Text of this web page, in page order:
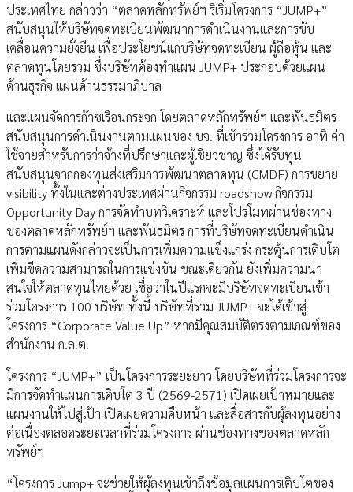
ประเทศไทย กล่าวว่า “ตลาดหลักทรัพย์ฯ ริเริ่มโครงการ “JUMP+”
สนับสนุนให้บริษัทจดทะเบียนพัฒนาการดำเนินงานและการขับ
เคลื่อนความยั่งยืน เพื่อประโยชน์แก่บริษัทจดทะเบียน ผู้ถือหุ้น และ
ตลาดทุนโดยรวม ซึ่งบริษัทต้องทำแผน JUMP+ ประกอบด้วยแผน
ด้านธุรกิจ แผนด้านธรรมาภิบาล
และแผนจัดการก๊าซเรือนกระจก โดยตลาดหลักทรัพย์ฯ และพันธมิตร
สนับสนุนการดำเนินงานตามแผนของ บจ. ที่เข้าร่วมโครงการ อาทิ ค่า
ใช้จ่ายสำหรับการว่าจ้างที่ปรึกษาและผู้เชี่ยวชาญ ซึ่งได้รับทุน
สนับสนุนจากกองทุนส่งเสริมการพัฒนาตลาดทุน (CMDF) การขยาย
visibility ทั้งในและต่างประเทศผ่านกิจกรรม roadshow กิจกรรม
Opportunity Day การจัดทำบทวิเคราะห์ และโปรโมทผ่านช่องทาง
ของตลาดหลักทรัพย์ฯ และพันธมิตร การที่บริษัทจดทะเบียนดำเนิน
การตามแผนดังกล่าวจะเป็นการเพิ่มความแข็งแกร่ง กระตุ้นการเติบโต
เพิ่มขีดความสามารถในการแข่งขัน ขณะเดียวกัน ยังเพิ่มความน่า
สนใจให้ตลาดทุนไทยด้วย เชื่อว่าในปีแรกจะมีบริษัทจดทะเบียนเข้า
ร่วมโครงการ 100 บริษัท ทั้งนี้ บริษัทที่ร่วม JUMP+ จะได้เข้าสู่
โครงการ “Corporate Value Up” หากมีคุณสมบัติตรงตามเกณฑ์ของ
สำนักงาน ก.ล.ต.
โครงการ “JUMP+” เป็นโครงการระยะยาว โดยบริษัทที่ร่วมโครงการจะ
มีการจัดทำแผนการเติบโต 3 ปี (2569-2571) เปิดเผยเป้าหมายและ
แผนงานให้ไปสู่เป้า เปิดเผยความคืบหน้า และสื่อสารกับผู้ลงทุนอย่าง
ต่อเนื่องตลอดระยะเวลาที่ร่วมโครงการ ผ่านช่องทางของตลาดหลัก
ทรัพย์ฯ
“โครงการ Jump+ จะช่วยให้ผู้ลงทุนเข้าถึงข้อมูลแผนการเติบโตของ